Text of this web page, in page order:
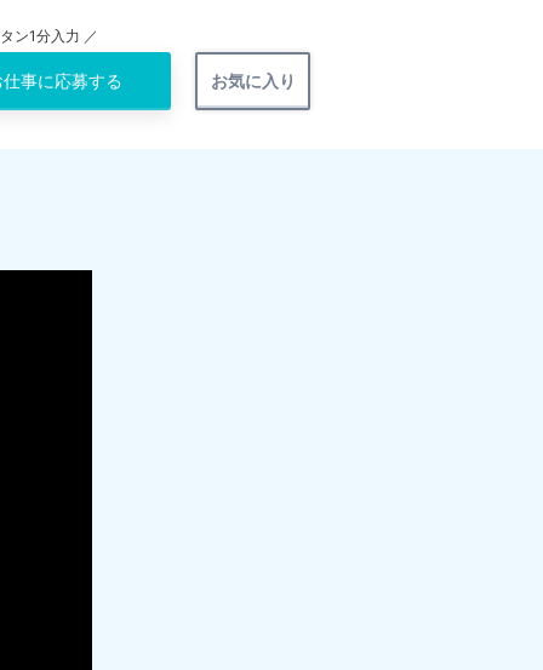
ン1分入力 ／
事に応募する お気に入り